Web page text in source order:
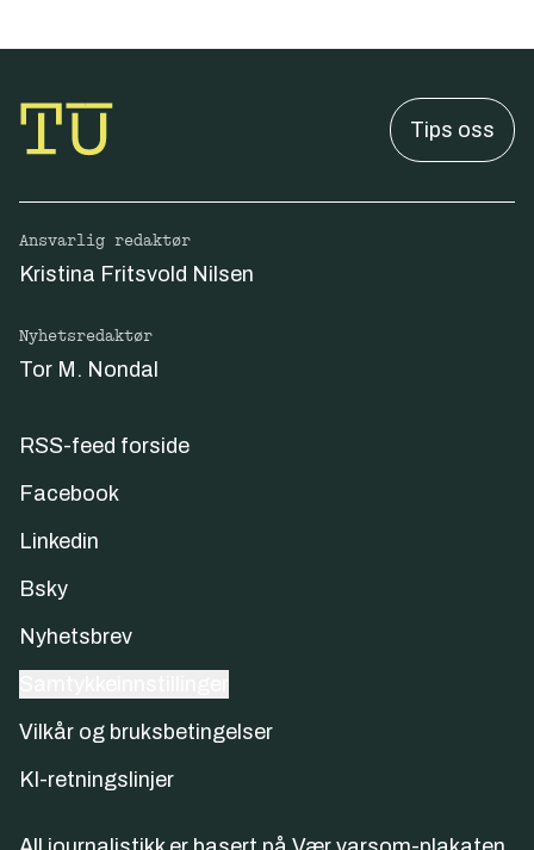
Tips oss
Ansvarlig redaktør
Kristina Fritsvold Nilsen
Nyhetsredaktør
Tor M. Nondal
RSS-feed forside
Facebook
Linkedin
Bsky
Nyhetsbrev
Vilkår og bruksbetingelser
KI-retningslinjer